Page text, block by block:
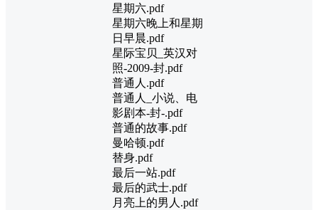
星期六.pdf
星期六晚上和星期
日早晨.pdf
星际宝贝_英汉对
照-2009-封.pdf
普通人.pdf
普通人_小说、电
影剧本-封-.pdf
普通的故事.pdf
曼哈顿.pdf
替身.pdf
最后一站.pdf
最后的武士.pdf
月亮上的男人.pdf